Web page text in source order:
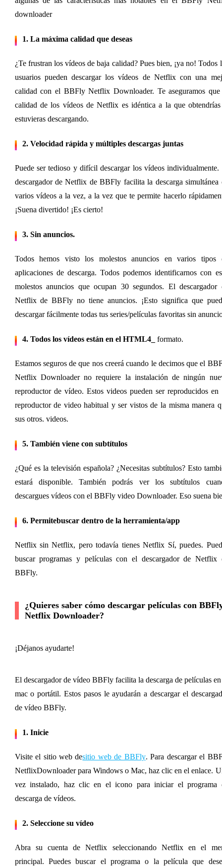
downloader
1. La máxima calidad que deseas
¿Te frustran los vídeos de baja calidad? Pues bien, ¡ya no! Todos
usuarios pueden descargar los vídeos de Netflix con una
calidad con el BBFly Netflix Downloader. Te aseguramos
calidad de los vídeos de Netflix es idéntica a la que
estuvieras descargando.
2. Velocidad rápida y múltiples descargas juntas
Puede ser tedioso y difícil descargar los vídeos individualmente.
descargador de Netflix de BBFly facilita la descarga simultánea
varios vídeos a la vez, a la vez que te permite hacerlo
¡Suena divertido! ¡Es cierto!
3. Sin anuncios.
Todos hemos visto los molestos anuncios en varios tipos
aplicaciones de descarga. Todos podemos identificarnos con
molestos anuncios que ocupan 30 segundos. El descargador
Netflix de BBFly no tiene anuncios. ¡Esto significa que
descargar fácilmente todas tus series/películas favoritas sin
4. Todos los vídeos están en el HTML4_ formato.
Estamos seguros de que nos creerá cuando le decimos que el
Netflix Downloader no requiere la instalación de ningún
reproductor de vídeo. Estos videos pueden ser reproducidos en
reproductor de video habitual y ser vistos de la misma manera
sus otros. videos.
5. También viene con subtítulos
¿Qué es la televisión española? ¿Necesitas subtítulos? Esto
estará disponible. También podrás ver los subtítulos
descargues vídeos con el BBFly video Downloader. Eso suena
6. Permitebuscar dentro de la herramienta/app
Netflix sin Netflix, pero todavía tienes Netflix Sí, puedes.
buscar programas y películas con el descargador de Netflix
BBFly.
¿Quieres saber cómo descargar películas con
Netflix Downloader?
¡Déjanos ayudarte!
El descargador de vídeo BBFly facilita la descarga de películas
mac o portátil. Estos pasos le ayudarán a descargar el
de vídeo BBFly.
1. Inicie
Visite el sitio web desitio web de BBFly. Para descargar el
NetflixDownloader para Windows o Mac, haz clic en el enlace.
vez instalado, haz clic en el icono para iniciar el programa
descarga de vídeos.
2. Seleccione su vídeo
Abra su cuenta de Netflix seleccionando Netflix en el
principal. Puedes buscar el programa o la película que